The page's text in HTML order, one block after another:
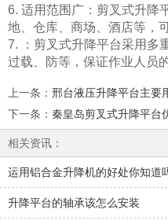
6. 适用范围广：剪叉式升降
地、仓库、商场、酒店等，
7. ：剪叉式升降平台采用多
过载、防等，保证作业人员
上一条 ： 邢台液压升降平台主要
下一条 ： 秦皇岛剪叉式升降平台
相关资讯：
运用铝合金升降机的好处你知道
升降平台的轴承该怎么安装